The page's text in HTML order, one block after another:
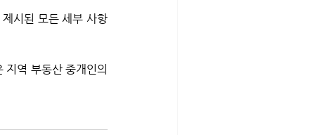
시된 모든 세부 사항
역 부동산 중개인의